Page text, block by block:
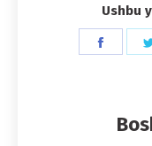
Ushbu
Share